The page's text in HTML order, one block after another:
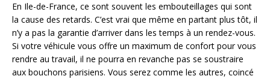
En Ile-de-France, ce sont souvent les embouteillages qui sont
la cause des retards. C’est vrai que même en partant plus tôt, il
n’y a pas la garantie d’arriver dans les temps à un rendez-vous.
Si votre véhicule vous offre un maximum de confort pour vous
rendre au travail, il ne pourra en revanche pas se soustraire
aux bouchons parisiens. Vous serez comme les autres, coincé